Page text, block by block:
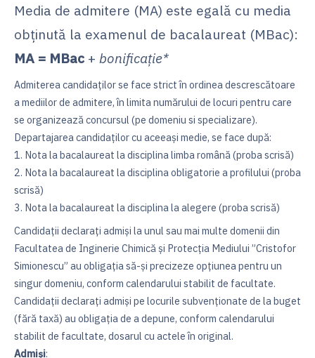
Media de admitere (MA) este egală cu media
obţinută la examenul de bacalaureat (MBac):
MA = MBac + bonificație*
Admiterea candidaţilor se face strict în ordinea descrescătoare
a mediilor de admitere, în limita numărului de locuri pentru care
se organizează concursul (pe domeniu si specializare).
Departajarea candidaților cu aceeași medie, se face după:
1. Nota la bacalaureat la disciplina limba română (proba scrisă)
2. Nota la bacalaureat la disciplina obligatorie a profilului (proba
scrisă)
3. Nota la bacalaureat la disciplina la alegere (proba scrisă)
Candidaţii declaraţi admiși la unul sau mai multe domenii din
Facultatea de Inginerie Chimică şi Protecţia Mediului ”Cristofor
Simionescu” au obligaţia să-și precizeze opţiunea pentru un
singur domeniu, conform calendarului stabilit de facultate.
Candidaţii declaraţi admiși pe locurile subvenţionate de la buget
(fără taxă) au obligaţia de a depune, conform calendarului
stabilit de facultate, dosarul cu actele în original.
Admişi: